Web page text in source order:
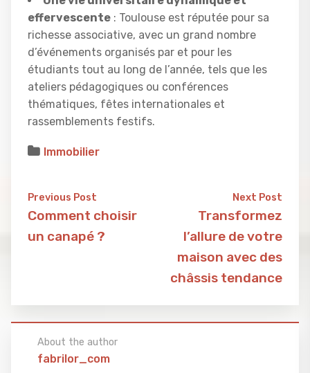
effervescente : Toulouse est réputée pour sa
richesse associative, avec un grand nombre
d’événements organisés par et pour les
étudiants tout au long de l’année, tels que les
ateliers pédagogiques ou conférences
thématiques, fêtes internationales et
rassemblements festifs.
Immobilier
Previous Post
Comment choisir
un canapé ?
Next Post
Transformez
l’allure de votre
maison avec des
châssis tendance
About the author
fabrilor_com